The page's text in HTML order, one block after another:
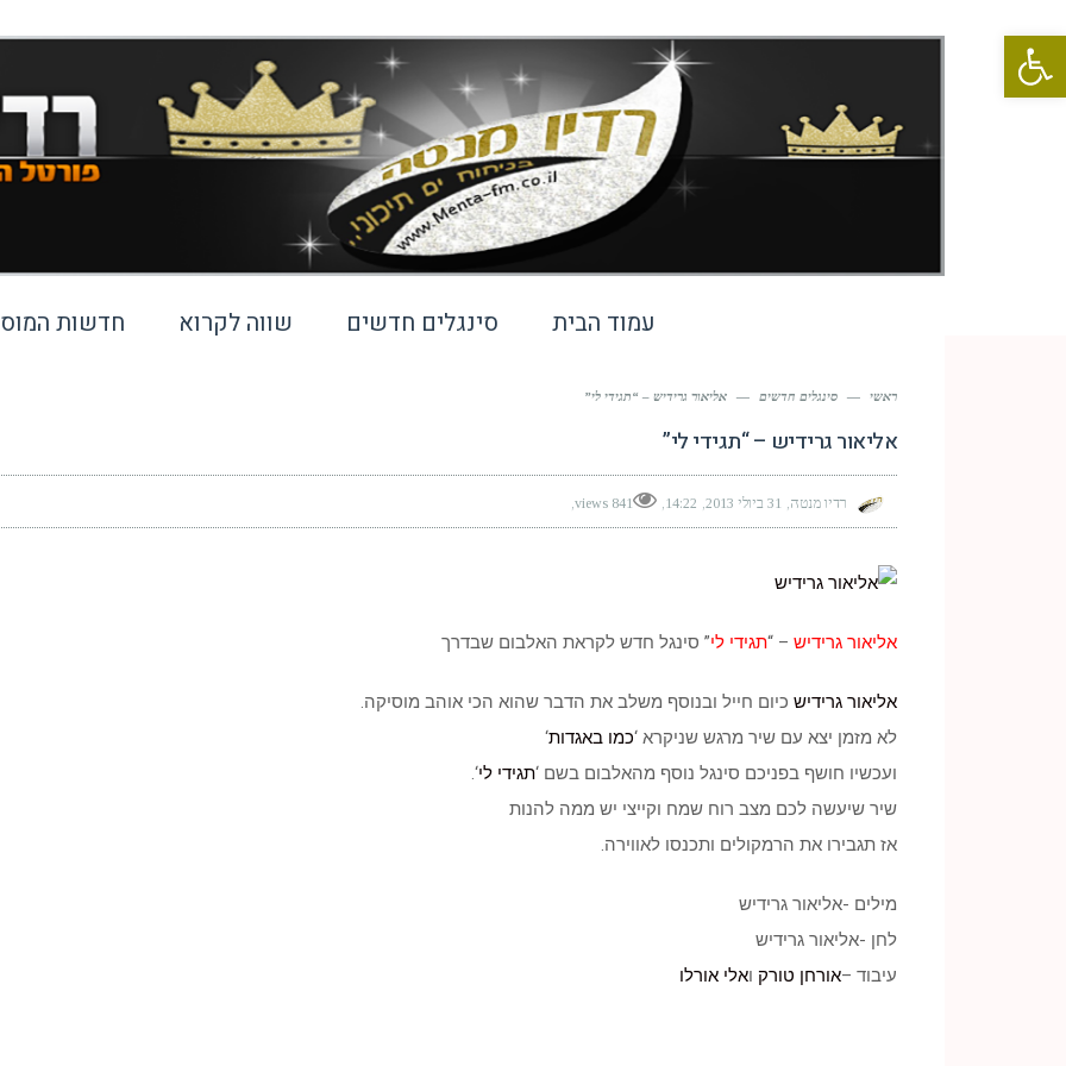
פתח סרגל נגישות
עמוד הבית סינגלים חדשים שווה לקרוא חדשות
ראשי — סינגלים חדשים — אליאור גרידיש – “תגידי לי”
אליאור גרידיש – “תגידי לי”
רדיו מנטה 31 ביולי 2013 14:22
841 views
אליאור גרידיש – “תגידי לי” סינגל חדש לקראת האלבום שבדרך
אליאור גרידיש כיום חייל ובנוסף משלב את הדבר שהוא הכי אוהב מוסיקה.
לא מזמן יצא עם שיר מרגש שניקרא ‘כמו באגדות‘
ועכשיו חושף בפניכם סינגל נוסף מהאלבום בשם ‘תגידי לי‘.
שיר שיעשה לכם מצב רוח שמח וקייצי יש ממה להנות
אז תגבירו את הרמקולים ותכנסו לאווירה.
מילים -אליאור גרידיש
לחן -אליאור גרידיש
עיבוד –אורחן טורק ואלי אורלו